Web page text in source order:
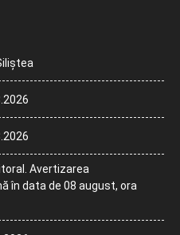
Avertizarea
în data de 08 august, ora